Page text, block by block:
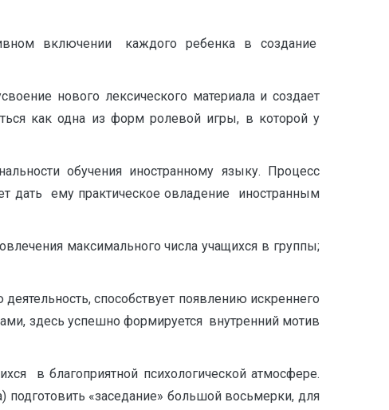
включении каждого ребенка в создание
нового лексического материала и создает
как одна из форм ролевой игры, в которой у
обучения иностранному языку. Процесс
дать ему практическое овладение иностранным
максимального числа учащихся в группы;
способствует появлению искреннего
здесь успешно формируется внутренний мотив
в благоприятной психологической атмосфере.
«заседание» большой восьмерки, для